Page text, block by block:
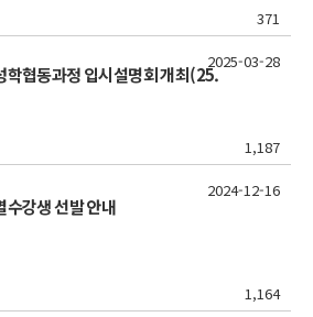
371
협동과정 입시설명회 개최(25.
1,187
2025-03-28
강생 선발 안내
1,164
2024-12-16